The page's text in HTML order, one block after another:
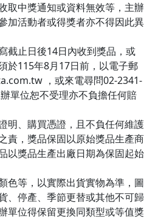
取中獎通知或資料無效等，主辦
加活動者或得獎者亦不得因此異
截止日後14日內收到獎品，或
於115年8月17日前，以電子郵
，或來電尋問02-2341-
單位恕不受理亦不負擔任何賠
明、購買憑證，且不負任何維護
責，獎品保固以原始獎品生產商
以獎品生產出廠日期為保固起始
色等，以實際出貨實物為準，圖
、停產、季節更替或其他不可歸
單位得保留更換同類型或等值獎